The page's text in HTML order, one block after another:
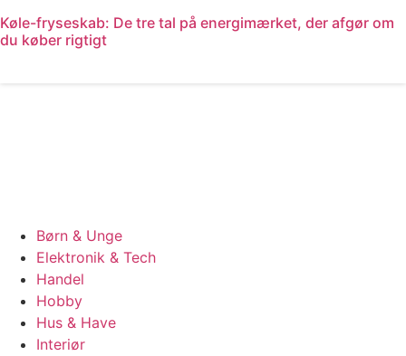
Køle-fryseskab: De tre tal på energimærket, der afgør om
du køber rigtigt
Børn & Unge
Elektronik & Tech
Handel
Hobby
Hus & Have
Interiør